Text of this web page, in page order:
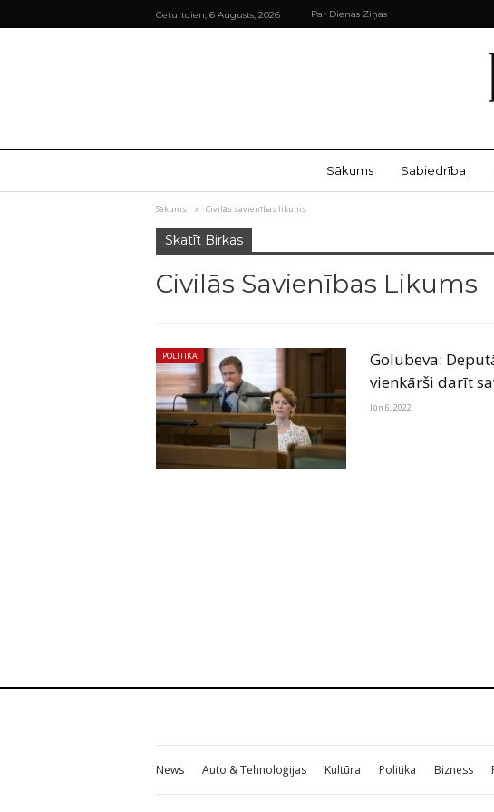
Ceturtdien, 6 Augusts, 2026 Par Dienas Ziņas
Sākums Sabiedrība
Sākums Civilās savienības likums
Skatīt Birkas
Civilās Savienības Likums
POLITIKA
Golubeva:
vienkārši darīt
Jūn 6, 2022
News Auto & Tehnoloģijas Kultūra Politika Bizness